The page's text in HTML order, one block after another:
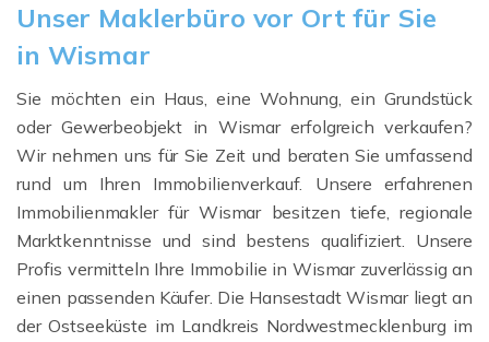
Unser Maklerbüro vor Ort für Sie
in Wismar
Sie möchten ein Haus, eine Wohnung, ein Grundstück
oder Gewerbeobjekt in Wismar erfolgreich verkaufen?
Wir nehmen uns für Sie Zeit und beraten Sie umfassend
rund um Ihren Immobilienverkauf. Unsere erfahrenen
Immobilienmakler für Wismar besitzen tiefe, regionale
Marktkenntnisse und sind bestens qualifiziert. Unsere
Profis vermitteln Ihre Immobilie in Wismar zuverlässig an
einen passenden Käufer. Die Hansestadt Wismar liegt an
der Ostseeküste im Landkreis Nordwestmecklenburg im